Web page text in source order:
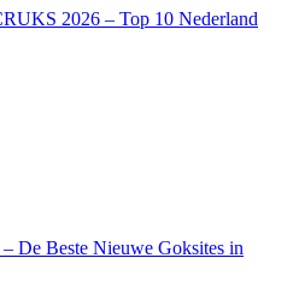
2026 – Top 10 Nederland
De Beste Nieuwe Goksites in